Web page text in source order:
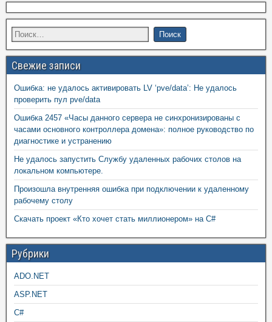
Свежие записи
Ошибка: не удалось активировать LV ‘pve/data’: Не удалось
проверить пул pve/data
Ошибка 2457 «Часы данного сервера не синхронизированы с
часами основного контроллера домена»: полное руководство по
диагностике и устранению
Не удалось запустить Службу удаленных рабочих столов на
локальном компьютере.
Произошла внутренняя ошибка при подключении к удаленному
рабочему столу
Скачать проект «Кто хочет стать миллионером» на C#
Рубрики
ADO.NET
ASP.NET
C#